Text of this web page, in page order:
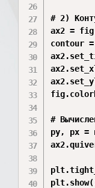
# 2)
ax2 =
contour
#
py, px =